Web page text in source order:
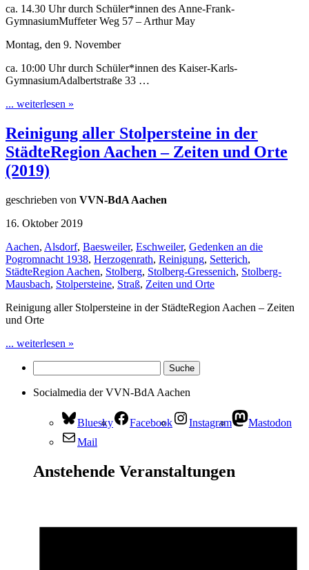
ca. 14.30 Uhr durch Schüler*innen des Anne-Frank-
GymnasiumMuffeter Weg 57 – Arthur May
Montag, den 9. November
ca. 10:00 Uhr durch Schüler*innen des Kaiser-Karls-
GymnasiumAdalbertstraße 33 …
... weiterlesen »
Reinigung aller Stolpersteine in der
StädteRegion Aachen – Zeiten und Orte
(2019)
geschrieben von VVN-BdA Aachen
16. Oktober 2019
Aachen, Alsdorf, Baesweiler, Eschweiler, Gedenken an die
Pogromnacht 1938, Herzogenrath, Reinigung, Setterich,
StädteRegion Aachen, Stolberg, Stolberg-Gressenich, Stolberg-
Mausbach, Stolpersteine, Straß, Zeiten und Orte
Reinigung aller Stolpersteine in der StädteRegion Aachen – Zeiten
und Orte
... weiterlesen »
Socialmedia der VVN-BdA Aachen
Bluesky Facebook Instagram
Mastodon
Mail
Anstehende Veranstaltungen